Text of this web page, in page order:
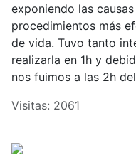
exponiendo las
procedimientos más
de vida. Tuvo tanto
realizarla en 1h y
nos fuimos a las 2h
Visitas: 2061